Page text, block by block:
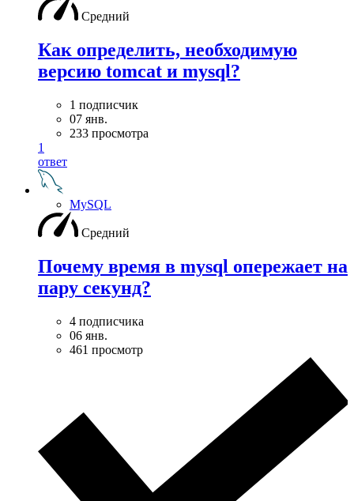
Средний
Как определить, необходимую
версию tomcat и mysql?
1 подписчик
07 янв.
233 просмотра
1
ответ
MySQL
Средний
Почему время в mysql опережает на
пару секунд?
4 подписчика
06 янв.
461 просмотр